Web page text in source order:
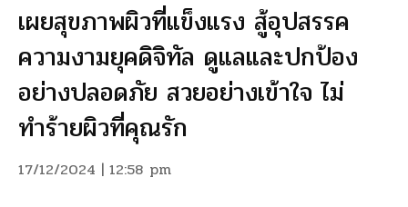
เผยสุขภาพผิวที่แข็งแรง สู้อุปสรรค
ความงามยุคดิจิทัล ดูแลและปกป้อง
อย่างปลอดภัย สวยอย่างเข้าใจ ไม่
ทำร้ายผิวที่คุณรัก
17/12/2024 | 12:58 pm